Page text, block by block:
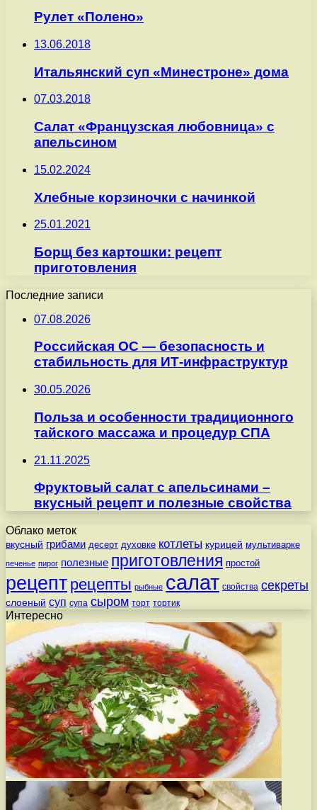
Рулет «Полено»
13.06.2018
Итальянский суп «Минестроне» дома
07.03.2018
Салат «Французская любовница» с
апельсином
15.02.2024
Хлебные корзиночки с начинкой
25.01.2021
Борщ без картошки: рецепт
приготовления
Последние записи
07.08.2026
Российская ОС — безопасность и
стабильность для ИТ-инфраструктур
30.05.2026
Польза и особенности традиционного
тайского массажа и процедур СПА
21.11.2025
Фруктовый салат с апельсинами –
вкусный рецепт и полезные свойства
Облако меток
вкусный грибами десерт духовке котлеты курицей мультиварке
печенье пирог полезные приготовления простой
рецепт рецепты рыбные салат свойства секреты
слоеный суп супа сыром торт тортик
Интересно